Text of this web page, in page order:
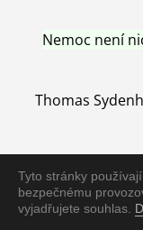
Tyto stránky
bezpečnému
vyjadřujete souhlas.
Nemoc není
Thomas
Nemoc je